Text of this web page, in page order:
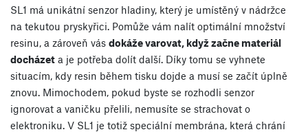
SL1 má unikátní senzor hladiny, který je umístěný v nádržce
na tekutou pryskyřici. Pomůže vám nalít optimální množství
resinu, a zároveň vás dokáže varovat, když začne materiál
docházet a je potřeba dolít další. Díky tomu se vyhnete
situacím, kdy resin během tisku dojde a musí se začít úplně
znovu. Mimochodem, pokud byste se rozhodli senzor
ignorovat a vaničku přelili, nemusíte se strachovat o
elektroniku. V SL1 je totiž speciální membrána, která chrání